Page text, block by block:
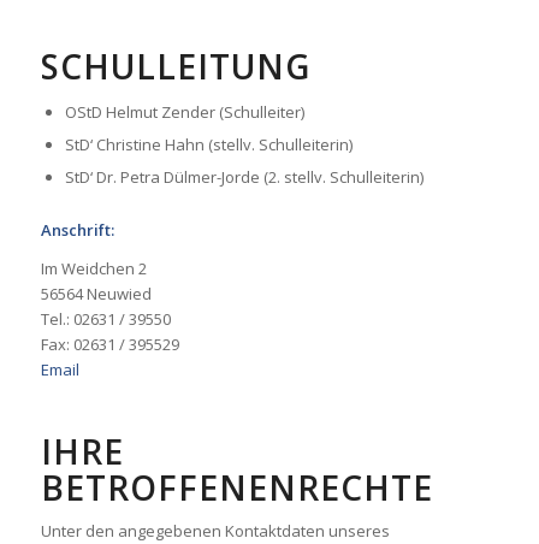
SCHULLEITUNG
OStD Helmut Zender (Schulleiter)
StD‘ Christine Hahn (stellv. Schulleiterin)
StD‘ Dr. Petra Dülmer-Jorde (2. stellv. Schulleiterin)
Anschrift:
Im Weidchen 2
56564 Neuwied
Tel.: 02631 / 39550
Fax: 02631 / 395529
Email
IHRE
BETROFFENENRECHTE
Unter den angegebenen Kontaktdaten unseres